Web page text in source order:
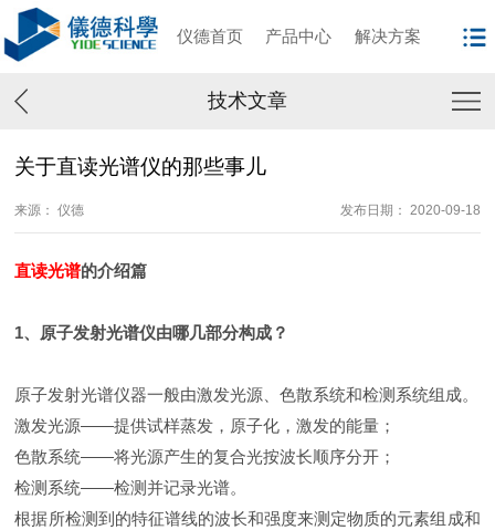
仪德首页 产品中心 解决方案
技术文章
关于直读光谱仪的那些事儿
来源： 仪德 发布日期： 2020-09-18
直读光谱的介绍篇
1、原子发射光谱仪由哪几部分构成？
原子发射光谱仪器一般由激发光源、色散系统和检测系统组成。
激发光源——提供试样蒸发，原子化，激发的能量；
色散系统——将光源产生的复合光按波长顺序分开；
检测系统——检测并记录光谱。
根据所检测到的特征谱线的波长和强度来测定物质的元素组成和